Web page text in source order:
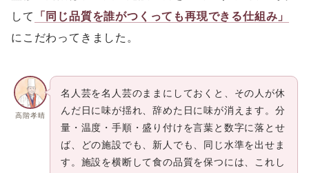
して
「同じ品質を誰がつくっても再現できる仕組み」
にこだわってきました。
高階孝晴
名人芸を名人芸のままにしておくと、その人が休
んだ日に味が揺れ、辞めた日に味が消えます。分
量・温度・手順・盛り付けを言葉と数字に落とせ
ば、どの施設でも、新人でも、同じ水準を出せま
す。施設を横断して食の品質を保つには、これし